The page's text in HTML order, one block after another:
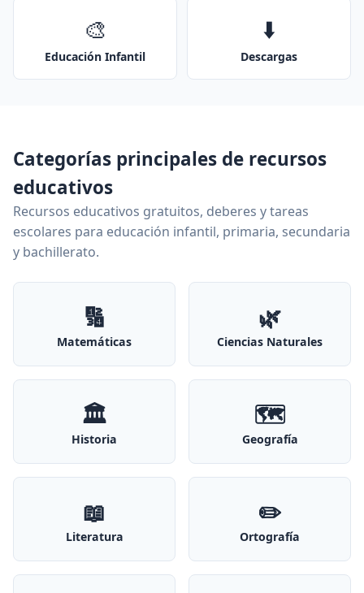
🎨
Educación Infantil
⬇️
Descargas
Categorías principales de recursos
educativos
Recursos educativos gratuitos, deberes y tareas
escolares para educación infantil, primaria, secundaria
y bachillerato.
🔢
Matemáticas
🌿
Ciencias Naturales
🏛️
Historia
🗺️
Geografía
📖
Literatura
✏️
Ortografía